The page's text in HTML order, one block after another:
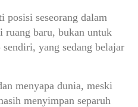
posisi seseorang dalam
ruang baru, bukan untuk
yang sedang belajar
menyapa dunia, meski
menyimpan separuh